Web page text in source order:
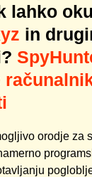
lahko
in
orodje za